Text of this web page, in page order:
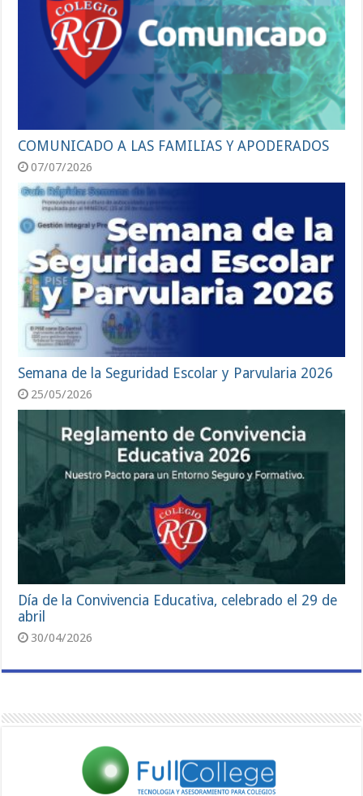
COMUNICADO A LAS FAMILIAS Y APODERADOS
07/07/2026
Semana de la Seguridad Escolar y Parvularia 2026
25/05/2026
Día de la Convivencia Educativa, celebrado el 29 de
abril
30/04/2026